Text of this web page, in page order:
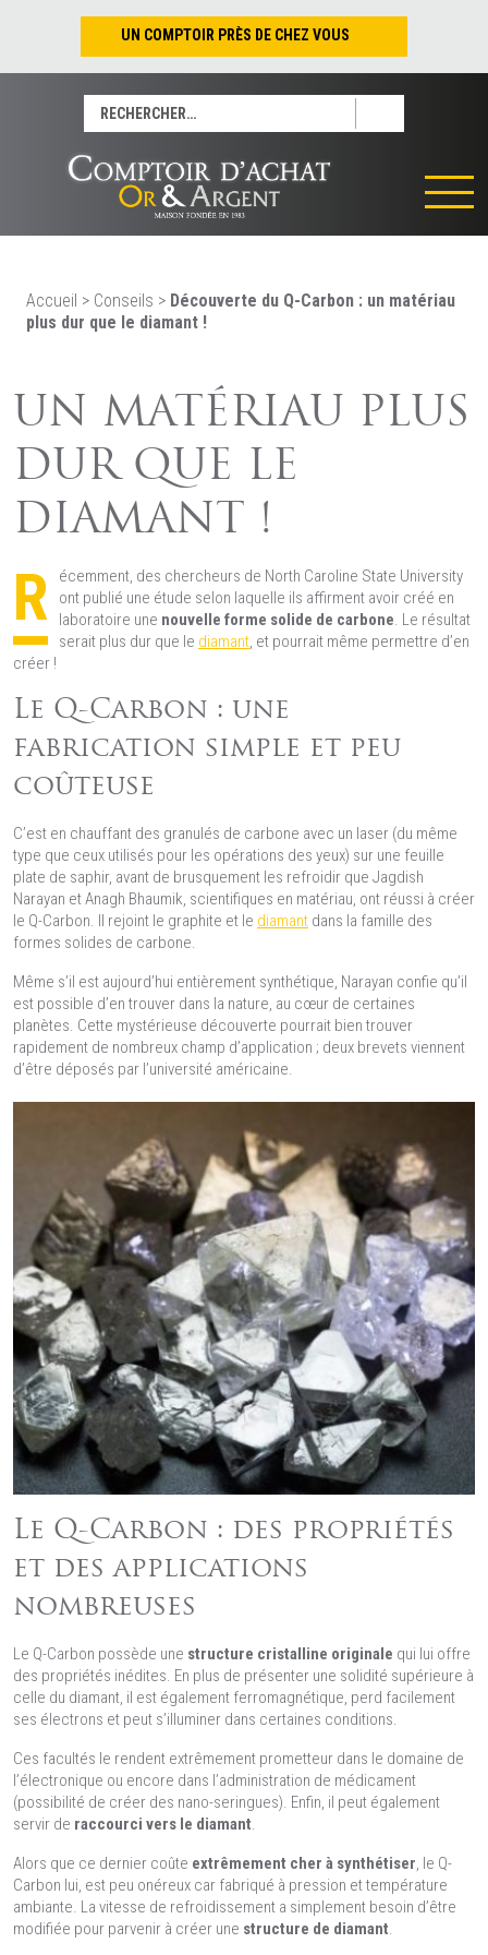
UN COMPTOIR PRÈS DE CHEZ VOUS
Nantes – Jean-Jacques Rousseau
Nantes – Saint-Pierre
Tours
La Rochelle
La Roche/Yon
Rechercher :
Accueil > Conseils > Découverte du Q-Carbon : un matériau
plus dur que le diamant !
UN MATÉRIAU PLUS
DUR QUE LE
DIAMANT !
R
écemment, des chercheurs de North Caroline State University
ont publié une étude selon laquelle ils affirment avoir créé en
laboratoire une nouvelle forme solide de carbone. Le résultat
serait plus dur que le diamant, et pourrait même permettre d’en
créer !
Le Q-Carbon : une
fabrication simple et peu
coûteuse
C’est en chauffant des granulés de carbone avec un laser (du même
type que ceux utilisés pour les opérations des yeux) sur une feuille
plate de saphir, avant de brusquement les refroidir que Jagdish
Narayan et Anagh Bhaumik, scientifiques en matériau, ont réussi à créer
le Q-Carbon. Il rejoint le graphite et le diamant dans la famille des
formes solides de carbone.
Même s’il est aujourd’hui entièrement synthétique, Narayan confie qu’il
est possible d’en trouver dans la nature, au cœur de certaines
planètes. Cette mystérieuse découverte pourrait bien trouver
rapidement de nombreux champ d’application ; deux brevets viennent
d’être déposés par l’université américaine.
Le Q-Carbon : des propriétés
et des applications
nombreuses
Le Q-Carbon possède une structure cristalline originale qui lui offre
des propriétés inédites. En plus de présenter une solidité supérieure à
celle du diamant, il est également ferromagnétique, perd facilement
ses électrons et peut s’illuminer dans certaines conditions.
Ces facultés le rendent extrêmement prometteur dans le domaine de
l’électronique ou encore dans l’administration de médicament
(possibilité de créer des nano-seringues). Enfin, il peut également
servir de raccourci vers le diamant.
Alors que ce dernier coûte extrêmement cher à synthétiser, le Q-
Carbon lui, est peu onéreux car fabriqué à pression et température
ambiante. La vitesse de refroidissement a simplement besoin d’être
modifiée pour parvenir à créer une structure de diamant.